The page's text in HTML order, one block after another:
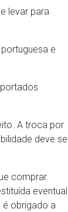
levar para
e
A troca por
deve
comprar.
eventual
é obrigado a